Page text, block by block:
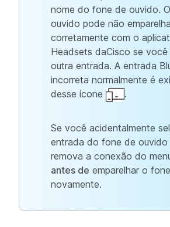
nome do fone de ouvido.
ouvido pode não
corretamente com o
Headsets daCisco se você
outra entrada. A entrada
incorreta normalmente é
desse ícone
.
Se você acidentalmente
entrada do fone de ouvido
remova a conexão do
antes de emparelhar o
novamente.